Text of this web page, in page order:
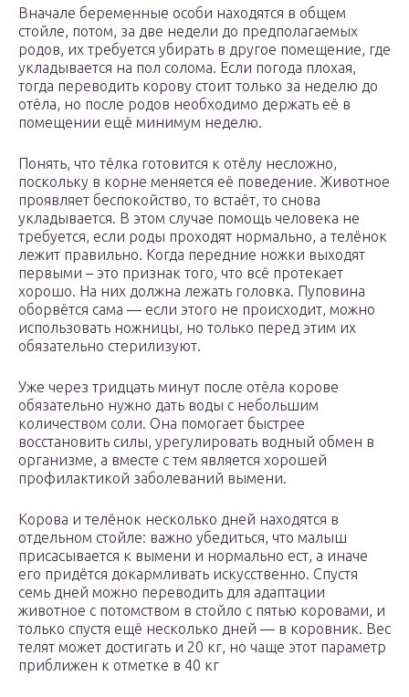
Вначале беременные особи находятся в общем
стойле, потом, за две недели до предполагаемых
родов, их требуется убирать в другое помещение, где
укладывается на пол солома. Если погода плохая,
тогда переводить корову стоит только за неделю до
отёла, но после родов необходимо держать её в
помещении ещё минимум неделю.
Понять, что тёлка готовится к отёлу несложно,
поскольку в корне меняется её поведение. Животное
проявляет беспокойство, то встаёт, то снова
укладывается. В этом случае помощь человека не
требуется, если роды проходят нормально, а телёнок
лежит правильно. Когда передние ножки выходят
первыми – это признак того, что всё протекает
хорошо. На них должна лежать головка. Пуповина
оборвётся сама — если этого не происходит, можно
использовать ножницы, но только перед этим их
обязательно стерилизуют.
Уже через тридцать минут после отёла корове
обязательно нужно дать воды с небольшим
количеством соли. Она помогает быстрее
восстановить силы, урегулировать водный обмен в
организме, а вместе с тем является хорошей
профилактикой заболеваний вымени.
Корова и телёнок несколько дней находятся в
отдельном стойле: важно убедиться, что малыш
присасывается к вымени и нормально ест, а иначе
его придётся докармливать искусственно. Спустя
семь дней можно переводить для адаптации
животное с потомством в стойло с пятью коровами, и
только спустя ещё несколько дней — в коровник. Вес
телят может достигать и 20 кг, но чаще этот параметр
приближен к отметке в 40 кг